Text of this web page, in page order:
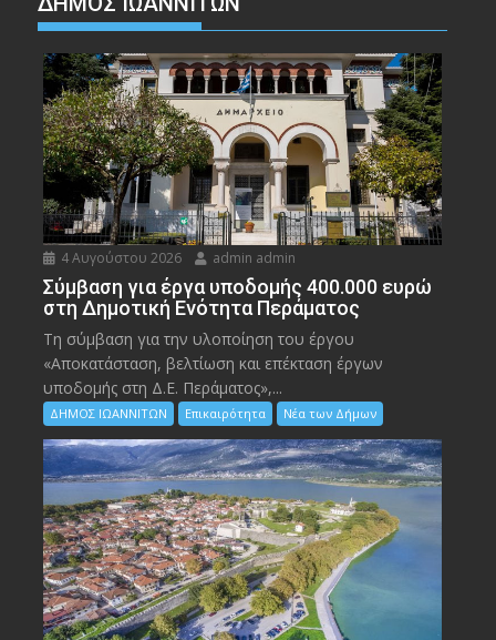
4 Αυγούστου 2026 admin admin
Σύμβαση για έργα υποδομής 400.000 ευρώ
στη Δημοτική Ενότητα Περάματος
Τη σύμβαση για την υλοποίηση του έργου
«Αποκατάσταση, βελτίωση και επέκταση έργων
υποδομής στη Δ.Ε. Περάματος»,...
ΔΗΜΟΣ ΙΩΑΝΝΙΤΩΝ Επικαιρότητα Νέα των Δήμων